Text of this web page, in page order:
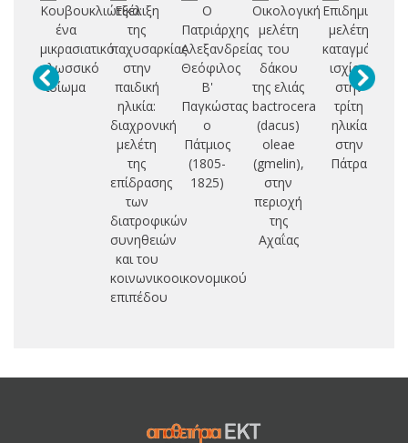
Κουβουκλιώτικα:
ένα
μικρασιατικό
γλωσσικό
ιδίωμα
Εξέλιξη
της
παχυσαρκίας
στην
παιδική
ηλικία:
διαχρονική
μελέτη
της
επίδρασης
των
διατροφικών
συνηθειών
και του
κοινωνικοοικονομικού
επιπέδου
Ο
Πατριάρχης
Αλεξανδρείας
Θεόφιλος
Β'
Παγκώστας
ο
Πάτμιος
(1805-
1825)
Οικολογική
μελέτη
του
δάκου
της ελιάς
bactrocera
(dacus)
oleae
(gmelin),
στην
περιοχή
της
Αχαΐας
μελέτη
καταγμάτων
ισχίου
στην
τρίτη
ηλικία
στην
Πάτρα